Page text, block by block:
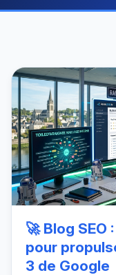
🚀 Blog SEO
pour
3 de Google